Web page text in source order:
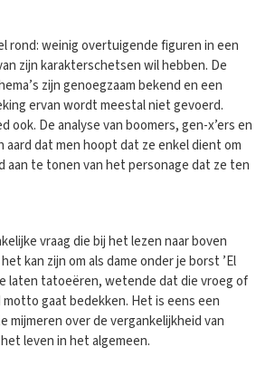
rond: weinig overtuigende figuren in een
zijn karakterschetsen wil hebben. De
zijn genoegzaam bekend en een
ervan wordt meestal niet gevoerd.
ook. De analyse van boomers, gen-x’ers en
aard dat men hoopt dat ze enkel dient om
aan te tonen van het personage dat ze ten
vraag die bij het lezen naar boven
kan zijn om als dame onder je borst ’El
laten tatoeëren, wetende dat die vroeg of
gaat bedekken. Het is eens een
mijmeren over de vergankelijkheid van
leven in het algemeen.